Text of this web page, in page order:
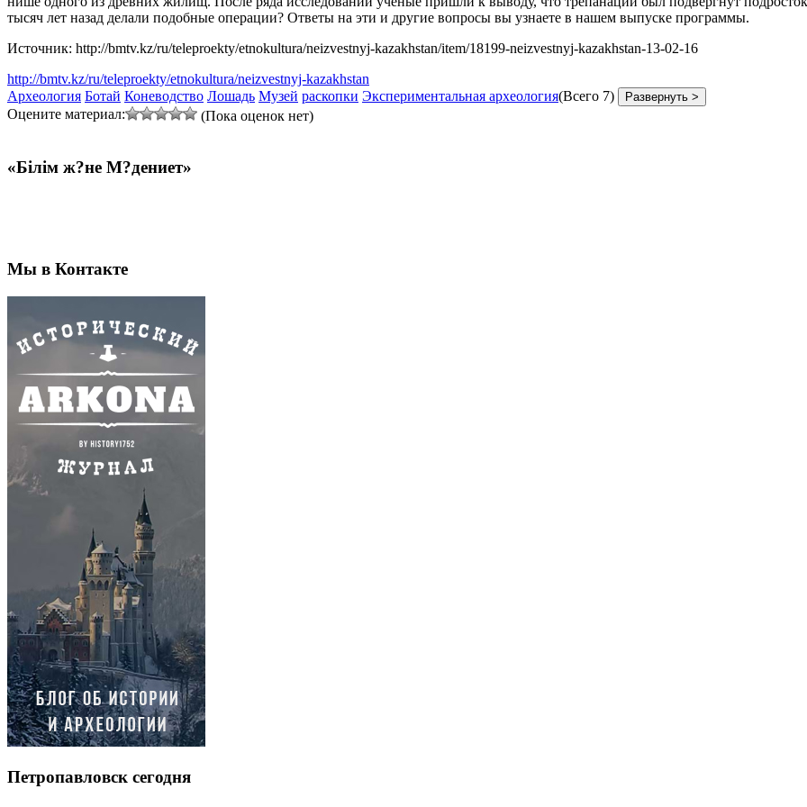
тысяч лет назад делали подобные операции? Ответы на эти и другие вопросы вы узнаете в нашем выпуске программы.
Источник: http://bmtv.kz/ru/teleproekty/etnokultura/neizvestnyj-kazakhstan/item/18199-neizvestnyj-kazakhstan-13-02-16
http://bmtv.kz/ru/teleproekty/etnokultura/neizvestnyj-kazakhstan
Археология Ботай Коневодство Лошадь Музей раскопки Экспериментальная археология(Всего 7) Развернуть >
Оцените материал: (Пока оценок нет)
«Білім ж?не М?дениет»
Мы в Контакте
Петропавловск сегодня